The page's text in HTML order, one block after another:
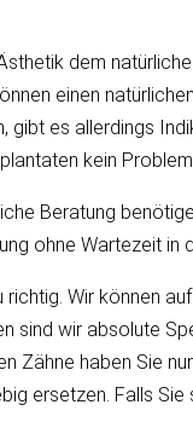
dem
einen
es allerdings
kein Problem.
Beratung
ohne Wartezeit in
Wir können
sind wir absolute
Zähne haben Sie
ersetzen. Falls Sie